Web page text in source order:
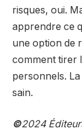
risques, oui.
apprendre ce
une option de
comment tirer
personnels.
sain.
©2024